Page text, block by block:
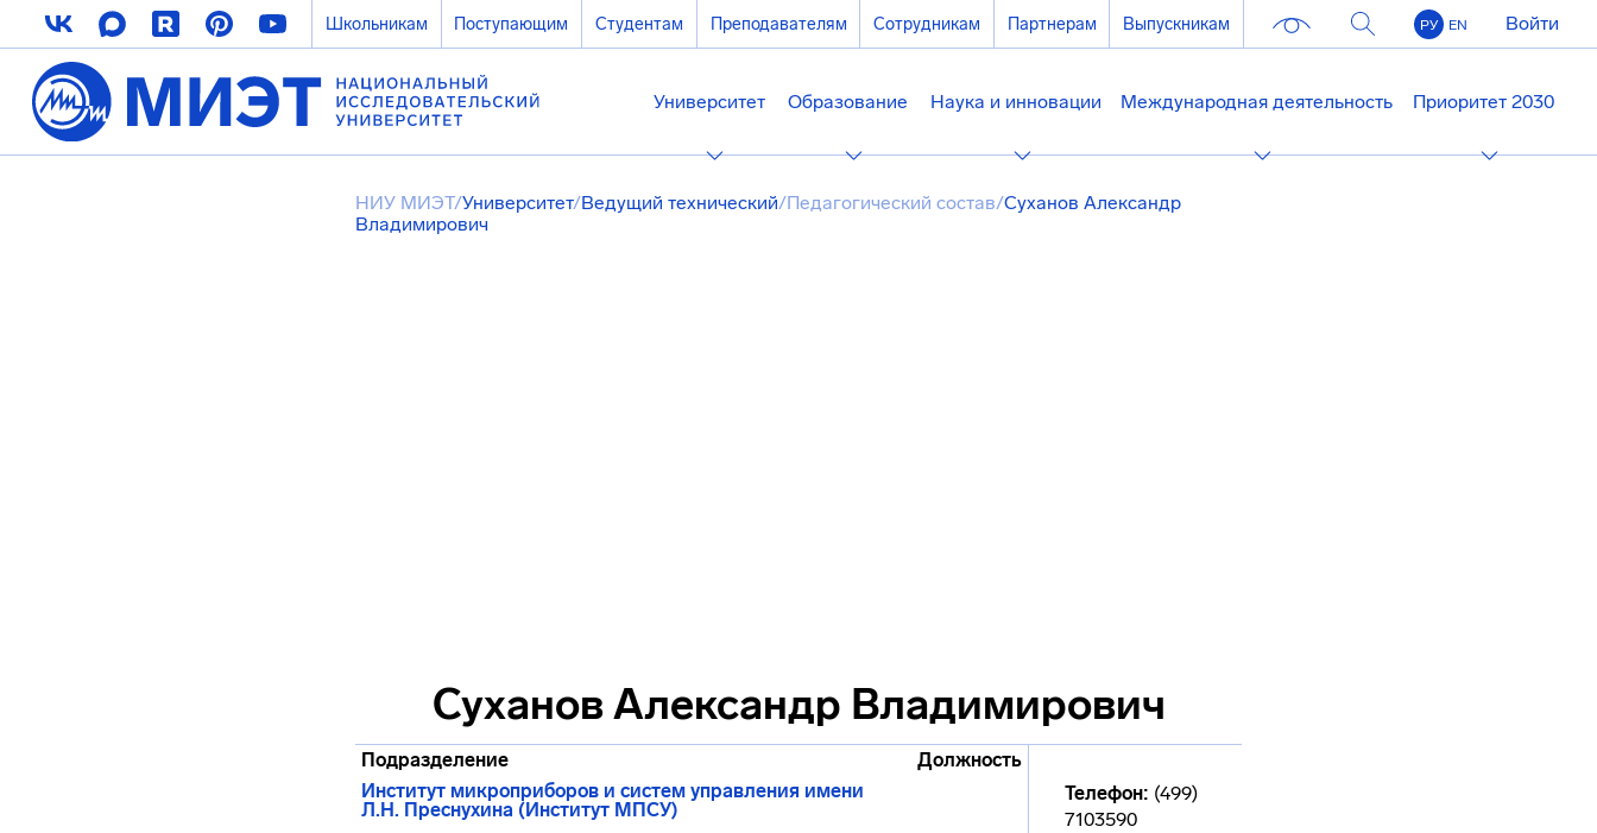
Школьникам Поступающим Студентам Преподавателям Сотрудникам Партнерам Выпускникам РУ EN Войти
Университет Образование Наука и инновации Международная деятельность Приоритет 2030
НИУ МИЭТ/Университет/Ведущий технический/Педагогический состав/Суханов Александр
Владимирович
Суханов Александр Владимирович
Подразделение
Должность
Институт микроприборов и систем управления имени
Л.Н. Преснухина (Институт МПСУ)
Телефон: (499)
7103590